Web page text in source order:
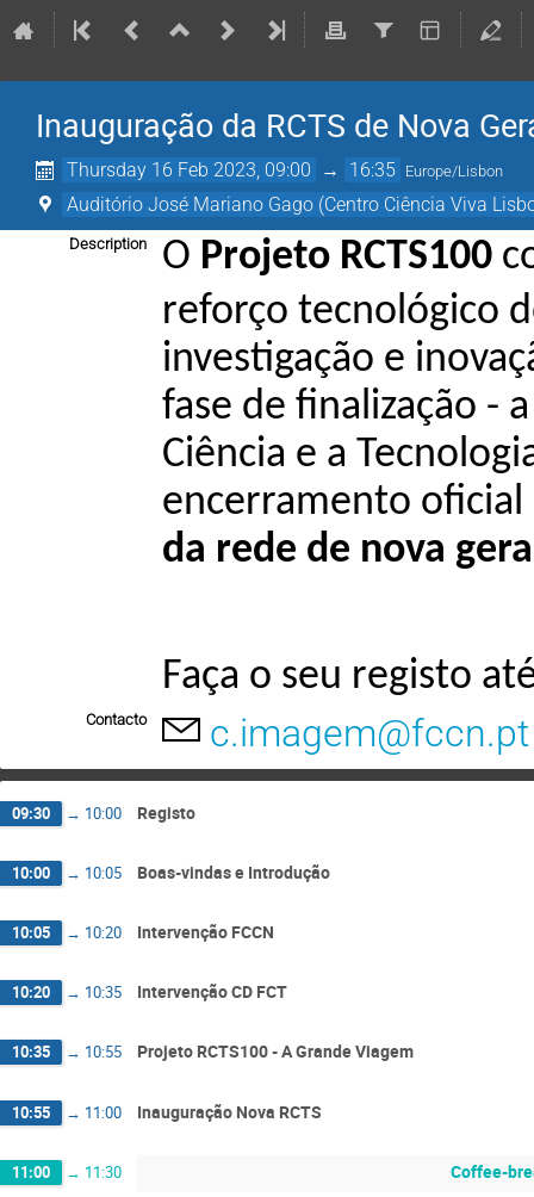
Inauguração da RCTS de Nova
Thursday 16 Feb 2023, 09:00 → 16:35 Europe/Lisbon
Auditório José Mariano Gago (Centro Ciência Viva
Description O Projeto RCTS100
reforço tecnológico
investigação e
fase de finalização -
Ciência e a
encerramento
da rede de nova
Faça o seu registo
Contacto c.imagem@fccn.pt
09:30 → 10:00 Registo
10:00 → 10:05 Boas-vindas e Introdução
10:05 → 10:20 Intervenção FCCN
10:20 → 10:35 Intervenção CD FCT
10:35 → 10:55 Projeto RCTS100 - A Grande Viagem
10:55 → 11:00 Inauguração Nova RCTS
11:00 → 11:30 Coffee-